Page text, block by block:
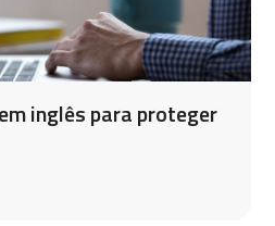
inglês para proteger